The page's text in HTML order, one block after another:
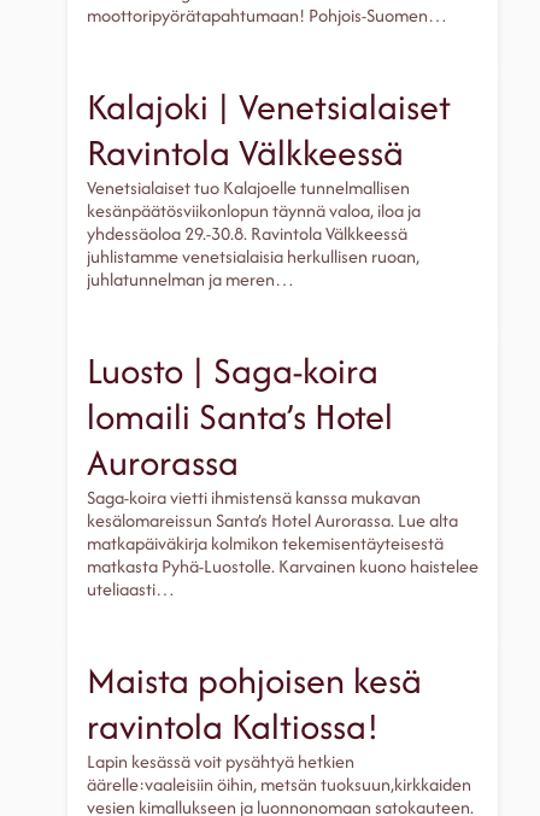
moottoripyörätapahtumaan! Pohjois-Suomen…
Kalajoki | Venetsialaiset
Ravintola Välkkeessä
Venetsialaiset tuo Kalajoelle tunnelmallisen
kesänpäätösviikonlopun täynnä valoa, iloa ja
yhdessäoloa 29.-30.8. Ravintola Välkkeessä
juhlistamme venetsialaisia herkullisen ruoan,
juhlatunnelman ja meren…
Luosto | Saga-koira
lomaili Santa’s Hotel
Aurorassa
Saga-koira vietti ihmistensä kanssa mukavan
kesälomareissun Santa’s Hotel Aurorassa. Lue alta
matkapäiväkirja kolmikon tekemisentäyteisestä
matkasta Pyhä-Luostolle. Karvainen kuono haistelee
uteliaasti…
Maista pohjoisen kesä
ravintola Kaltiossa!
Lapin kesässä voit pysähtyä hetkien
äärelle:vaaleisiin öihin, metsän tuoksuun,kirkkaiden
vesien kimallukseen ja luonnonomaan satokauteen.